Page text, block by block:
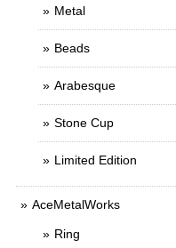
Metal
Beads
Arabesque
Stone Cup
Limited Edition
AceMetalWorks
Ring